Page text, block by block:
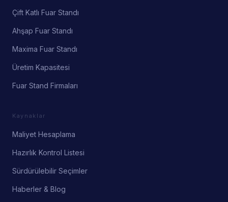
Çift Katlı Fuar Standı
Ahşap Fuar Standı
Maxima Fuar Standı
Üretim Kapasitesi
Fuar Stand Firmaları
Kaynaklar
Maliyet Hesaplama
Hazırlık Kontrol Listesi
Sürdürülebilir Seçimler
Haberler & Blog